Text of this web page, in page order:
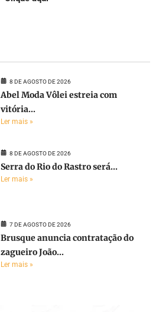
8 DE AGOSTO DE 2026
Abel Moda Vôlei estreia com
vitória...
Ler mais »
8 DE AGOSTO DE 2026
Serra do Rio do Rastro será...
Ler mais »
7 DE AGOSTO DE 2026
Brusque anuncia contratação do
zagueiro João...
Ler mais »